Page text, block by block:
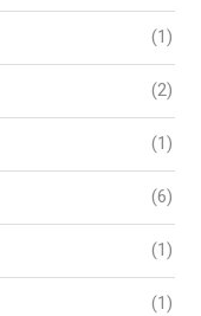
(1)
(2)
(1)
(6)
(1)
(1)